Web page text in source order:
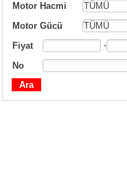
Motor Hacmi
TÜMÜ
Motor Gücü
TÜMÜ
Fiyat
-
No